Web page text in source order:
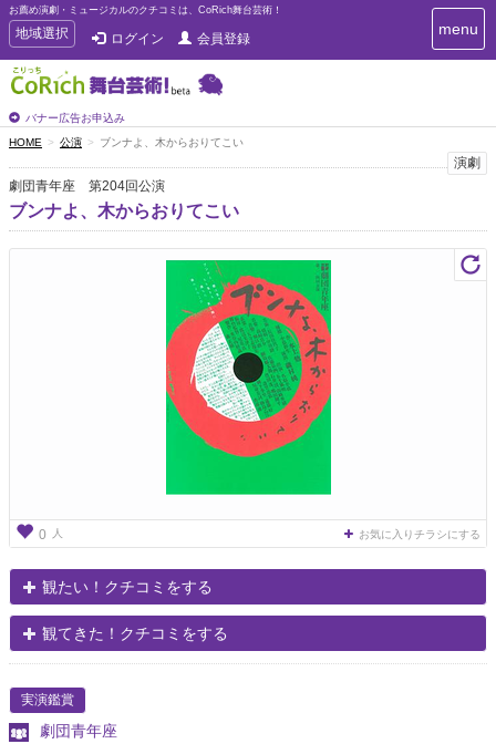
お薦め演劇・ミュージカルのクチコミは、CoRich舞台芸術！
T
o
g
g
e
n
a
v
i
g
地域選択 ログイン 会員登録
バナー広告お申込み
T
o
i
g
menu
HOME 公演 ブンナよ、木からおりてこい
演劇
劇団青年座 第204回公演
ブンナよ、木からおりてこい
0 人 お気に入りチラシにする
観たい！クチコミをする
観てきた！クチコミをする
実演鑑賞
劇団青年座